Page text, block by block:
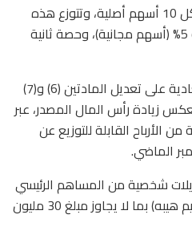
وسيتم توزيع 8 أسهم مجانية لكل 10 أسهم أصلية، وتتوزع هذه
الزيادة بواقع حصة أولى بنسبة 5% (أسهم مجانية)، وحصة ثانية
فيما وافقت العمومية غير العادية على تعديل المادتين (6) و(7)
زيادة رأس المال المصدر، عبر
الأرباح القابلة للتوزيع عن
الماضي.
شخصية من المساهم الرئيسي
(المهندس إبراهيم محمد إبراهيم هيبه) بما لا يجاوز مبلغ 30 مليون